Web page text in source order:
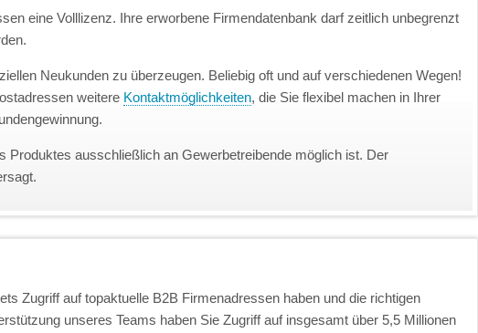
eine Volllizenz. Ihre erworbene Firmendatenbank darf zeitlich unbegrenzt
Neukunden zu überzeugen. Beliebig oft und auf verschiedenen Wegen!
weitere Kontaktmöglichkeiten, die Sie flexibel machen in Ihrer
Produktes ausschließlich an Gewerbetreibende möglich ist. Der
Zugriff auf topaktuelle B2B Firmenadressen haben und die richtigen
unseres Teams haben Sie Zugriff auf insgesamt über 5,5 Millionen